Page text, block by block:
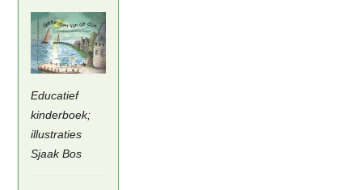
Educatief
kinderboek;
illustraties
Sjaak Bos